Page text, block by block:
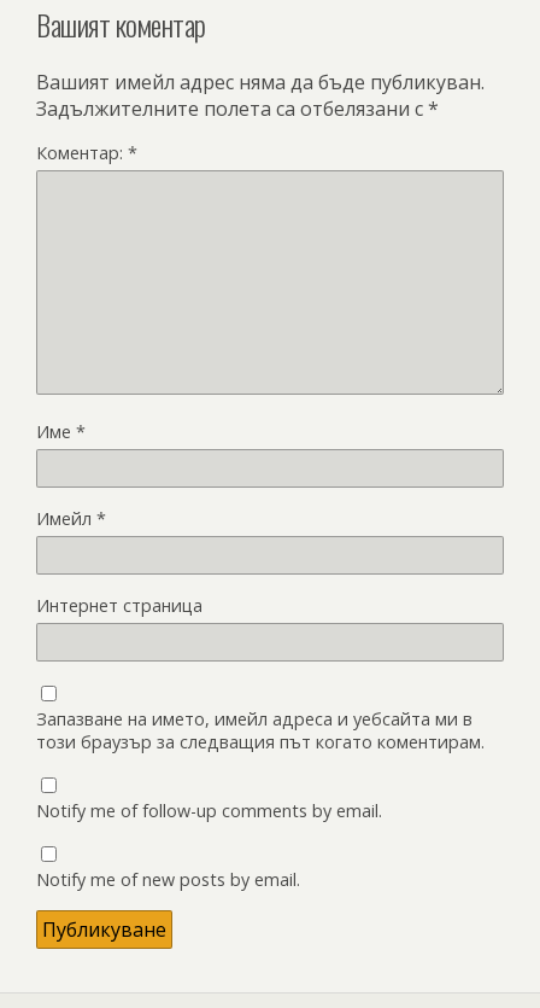
Вашият коментар
Вашият имейл адрес няма да бъде публикуван.
Задължителните полета са отбелязани с*
Коментар: *
Име *
Имейл *
Интернет страница
Запазване на името, имейл адреса и уебсайта ми в
този браузър за следващия път когато коментирам.
Notify me of follow-up comments by email.
Notify me of new posts by email.